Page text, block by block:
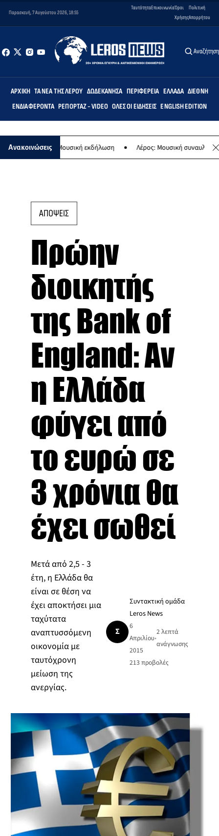
Παρασκευή, 7 Αυγούστου 2026, 18:55
ΤαυτότηταΕπικοινωνίαΌροι
Χρήσης
Πολιτική
Απορρήτου
Αναζήτηση
ΑΡΧΙΚΉ ΤΑ ΝΈΑ ΤΗΣ ΛΈΡΟΥ ΔΩΔΕΚΆΝΗΣΑ ΠΕΡΙΦΈΡΕΙΑ ΕΛΛΆΔΑ ΔΙΕΘΝΉ
ΕΝΔΙΑΦΈΡΟΝΤΑ ΡΕΠΟΡΤΆΖ - VIDEO ΌΛΕΣ ΟΙ ΕΙΔΉΣΕΙΣ ENGLISH EDITION
Ανακοινώσεις
Παναγίας - Μουσική εκδήλωση Λέρος: Μουσική συναυλία των
ΑΠΟΨΕΙΣ
Πρώην
διοικητής
της Bank of
England: Αν
η Ελλάδα
φύγει από
το ευρώ σε
3 χρόνια θα
έχει σωθεί
Μετά από 2,5 - 3
έτη, η Ελλάδα θα
είναι σε θέση να
έχει αποκτήσει μια
ταχύτατα
αναπτυσσόμενη
οικονομία με
ταυτόχρονη
μείωση της
ανεργίας.
Σ
Συντακτική ομάδα
Leros News
6
Απριλίου
2015
•
2 λεπτά
ανάγνωσης
213 προβολές